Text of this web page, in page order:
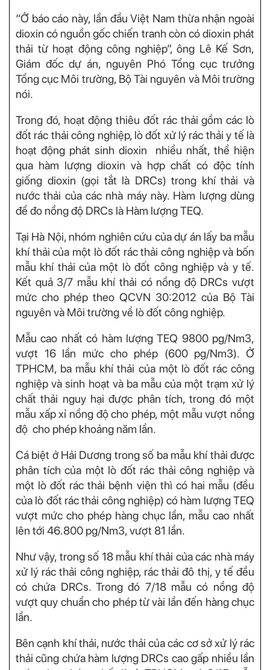
“Ở báo cáo này, lần đầu Việt Nam thừa nhận ngoài
dioxin có nguồn gốc chiến tranh còn có dioxin phát
thải từ hoạt động công nghiệp”, ông Lê Kế Sơn,
Giám đốc dự án, nguyên Phó Tổng cục trưởng
Tổng cục Môi trường, Bộ Tài nguyên và Môi trường
nói.
Trong đó, hoạt động thiêu đốt rác thải gồm các lò
đốt rác thải công nghiệp, lò đốt xử lý rác thải y tế là
hoạt động phát sinh dioxin nhiều nhất, thể hiện
qua hàm lượng dioxin và hợp chất có độc tính
giống dioxin (gọi tắt là DRCs) trong khí thải và
nước thải của các nhà máy này. Hàm lượng dùng
để đo nồng độ DRCs là Hàm lượng TEQ.
Tại Hà Nội, nhóm nghiên cứu của dự án lấy ba mẫu
khí thải của một lò đốt rác thải công nghiệp và bốn
mẫu khí thải của một lò đốt công nghiệp và y tế.
Kết quả 3/7 mẫu khí thải có nồng độ DRCs vượt
mức cho phép theo QCVN 30:2012 của Bộ Tài
nguyên và Môi trường về lò đốt công nghiệp.
Mẫu cao nhất có hàm lượng TEQ 9800 pg/Nm3,
vượt 16 lần mức cho phép (600 pg/Nm3). Ở
TPHCM, ba mẫu khí thải của một lò đốt rác công
nghiệp và sinh hoạt và ba mẫu của một trạm xử lý
chất thải nguy hại được phân tích, trong đó một
mẫu xấp xỉ nồng độ cho phép, một mẫu vượt nồng
độ cho phép khoảng năm lần.
Cá biệt ở Hải Dương trong số ba mẫu khí thải được
phân tích của một lò đốt rác thải công nghiệp và
một lò đốt rác thải bệnh viện thì có hai mẫu (đều
của lò đốt rác thải công nghiệp) có hàm lượng TEQ
vượt mức cho phép hàng chục lần, mẫu cao nhất
lên tới 46.800 pg/Nm3, vượt 81 lần.
Như vậy, trong số 18 mẫu khí thải của các nhà máy
xử lý rác thải công nghiệp, rác thải đô thị, y tế đều
có chứa DRCs. Trong đó 7/18 mẫu có nồng độ
vượt quy chuẩn cho phép từ vài lần đến hàng chục
lần.
Bên cạnh khí thải, nước thải của các cơ sở xử lý rác
thải cũng chứa hàm lượng DRCs cao gấp nhiều lần